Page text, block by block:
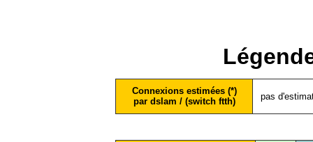
Connexions estimées (*)
par dslam / (switch ftth)
pas